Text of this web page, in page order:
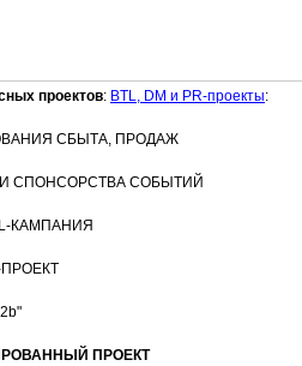
проектов: BTL, DM и PR-проекты:
СБЫТА, ПРОДАЖ
И СПОНСОРСТВА СОБЫТИЙ
КАМПАНИЯ
ПРОЕКТ